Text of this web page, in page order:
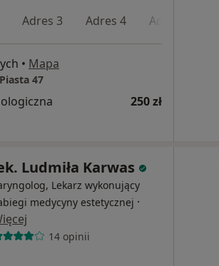
Adres 3 Adres 4 Adres 5
• Mapa
47
250 zł
Ludmiła Karwas
Lekarz wykonujący
medycyny estetycznej ·
14 opinii